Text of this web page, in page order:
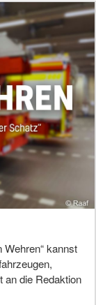
kannst
an die Redaktion